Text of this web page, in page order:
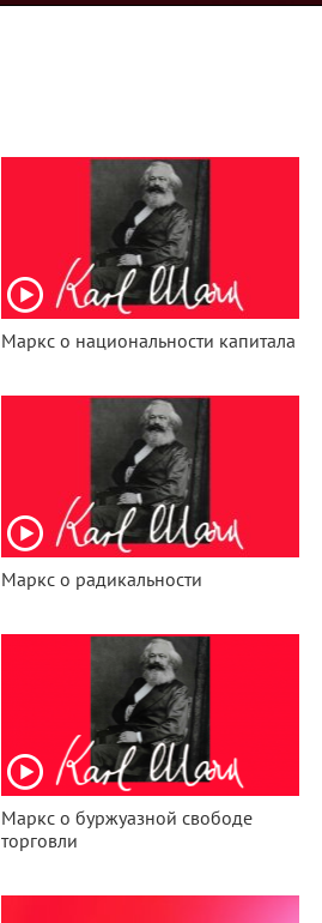
Маркс о национальности капитала
Маркс о радикальности
Маркс о буржуазной свободе
торговли